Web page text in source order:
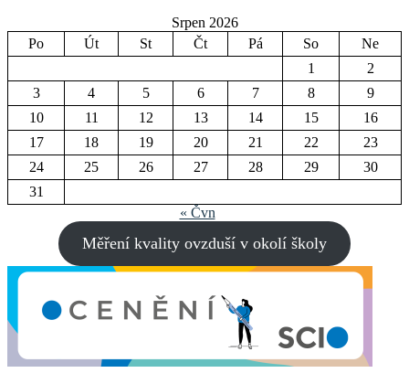
Srpen 2026
Po
Út St Čt Pá So
Ne
1
2
3
4 5 6 7 8
9
10
11 12 13 14 15
16
17
18 19 20 21 22
23
24
25 26 27 28 29
30
31
« Čvn
Měření kvality ovzduší v okolí školy